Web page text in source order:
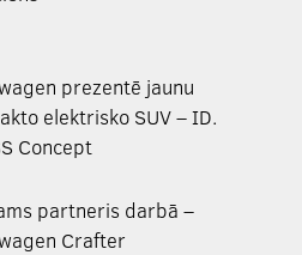
prezentē jaunu
elektrisko SUV – ID.
Concept
partneris darbā –
Crafter